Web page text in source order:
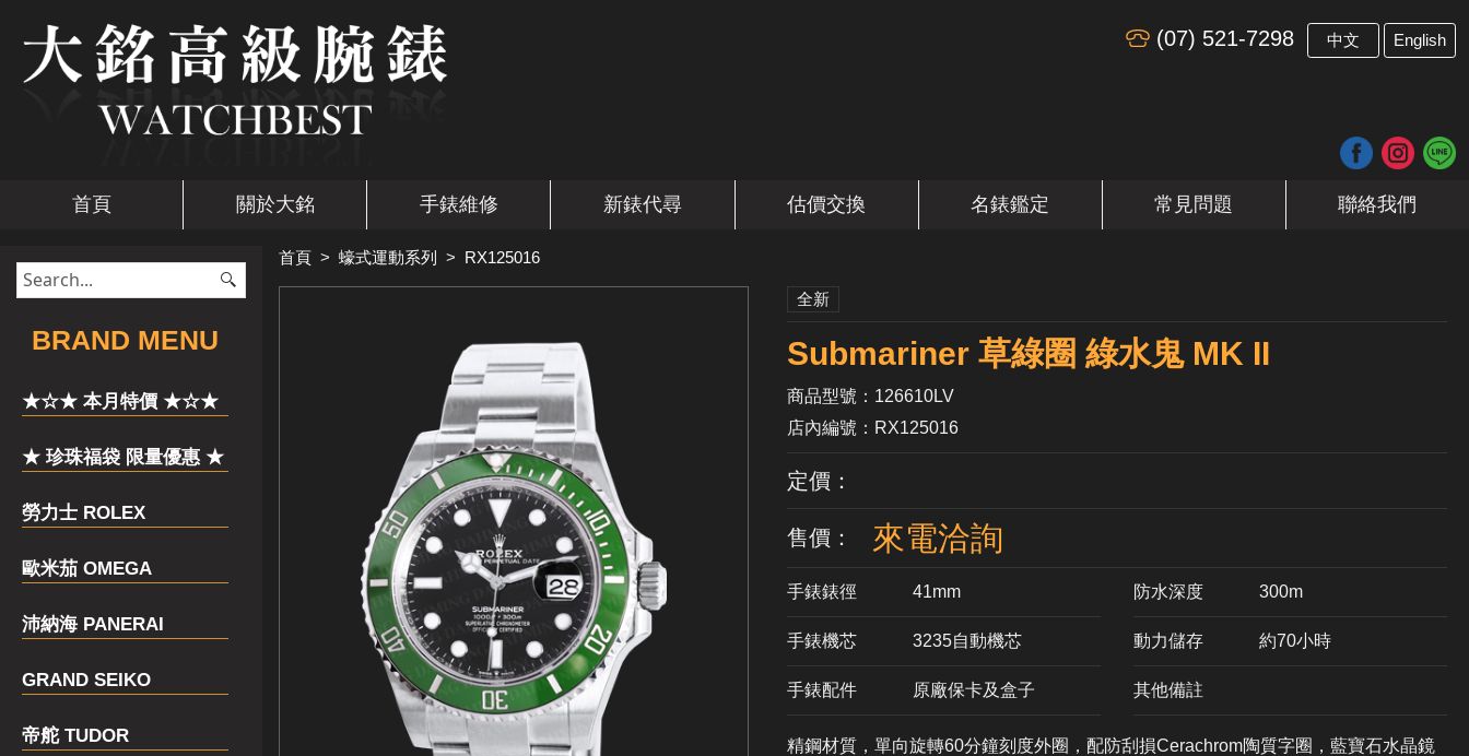
(07) 521-7298 中文 English
首頁 關於大銘 手錶維修 新錶代尋 估價交換 名錶鑑定 常見問題 聯絡我們
​BRAND MENU
★☆★ 本月特價 ★☆★
★ 珍珠福袋 限量優惠 ★
勞力士 ROLEX
歐米茄 OMEGA
沛納海 PANERAI
GRAND SEIKO
帝舵 TUDOR
首頁 > 蠔式運動系列 > RX125016
全新
Submariner 草綠圈 綠水鬼 MK II
商品型號：126610LV
店內編號：RX125016
定價：
售價： 來電洽詢
手錶錶徑 41mm 防水深度 300m
手錶機芯 ​3235自動機芯 動力儲存 約70小時
手錶配件 原廠保卡及盒子 其他備註
精鋼材質，單向旋轉60分鐘刻度外圈，配防刮損Cerachrom陶質字圈，藍寶石水晶鏡